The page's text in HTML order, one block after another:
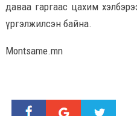
даваа гаргаас цахим
үргэлжилсэн байна.
Montsame.mn